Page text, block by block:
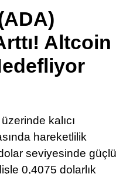
Youtube
TikTok
Pinterest
Altcoin
kalıcı
hareketlilik
seviyesinde güçlü
0,4075 dolarlık